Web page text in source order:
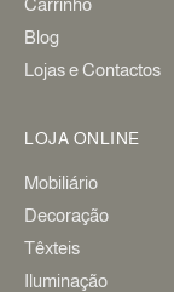
Carrinho
Blog
Lojas e Contactos
LOJA ONLINE
Mobiliário
Decoração
Têxteis
Iluminação